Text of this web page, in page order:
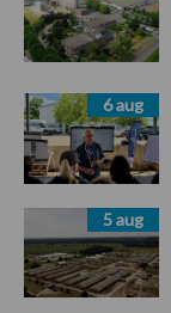
6 aug
5 aug